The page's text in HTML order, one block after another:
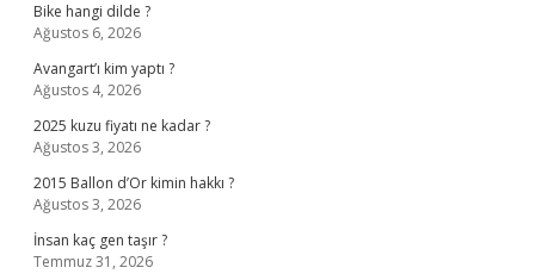
Bike hangi dilde ?
Ağustos 6, 2026
Avangart’ı kim yaptı ?
Ağustos 4, 2026
2025 kuzu fiyatı ne kadar ?
Ağustos 3, 2026
2015 Ballon d’Or kimin hakkı ?
Ağustos 3, 2026
İnsan kaç gen taşır ?
Temmuz 31, 2026